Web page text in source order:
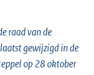
raad van de
gewijzigd in de
op 28 oktober